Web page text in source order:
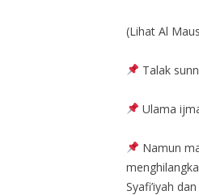
(Lihat Al
Talak
Ulama
Namun
Syafi’iyah